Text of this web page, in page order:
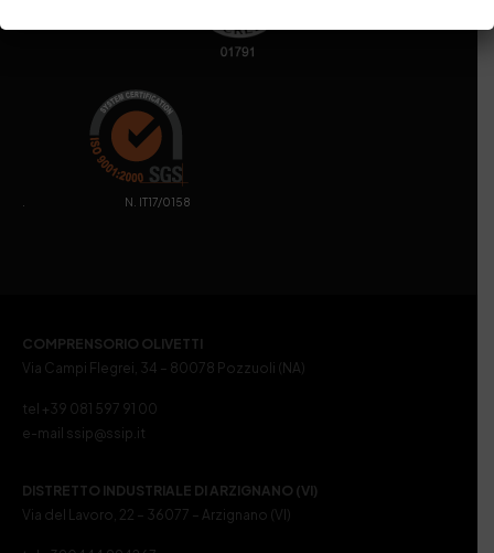
. N. IT17/0158
COMPRENSORIO OLIVETTI
Via Campi Flegrei, 34 – 80078 Pozzuoli (NA)
tel +39 081 597 91 00
e-mail ssip@ssip.it
DISTRETTO INDUSTRIALE DI ARZIGNANO (VI)
Via del Lavoro, 22 – 36077 – Arzignano (VI)